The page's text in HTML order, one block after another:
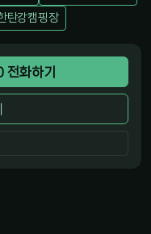
탄강캠핑장
화하기